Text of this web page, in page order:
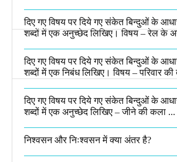
दिए गए विषय पर दिये गए संकेत बिन्दुओं के
शब्दों में एक अनुच्छेद लिखिए। विषय – रेल के
दिए गए विषय पर दिये गए संकेत बिन्दुओं के
शब्दों में एक निबंध लिखिए। विषय – परिवार की
दिए गए विषय पर दिये गए संकेत बिन्दुओं के
शब्दों में एक अनुच्छेद लिखिए – जीने की कला ...
निश्वसन और निःश्वसन में क्या अंतर है?